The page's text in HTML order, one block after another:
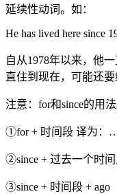
延续性动词。如：
He has lived here since
自从1978年以来，他
直住到现在，可能还
注意：for和since的用法
①for + 时间段 译为：
②since + 过去一个时
③since + 时间段 + ago